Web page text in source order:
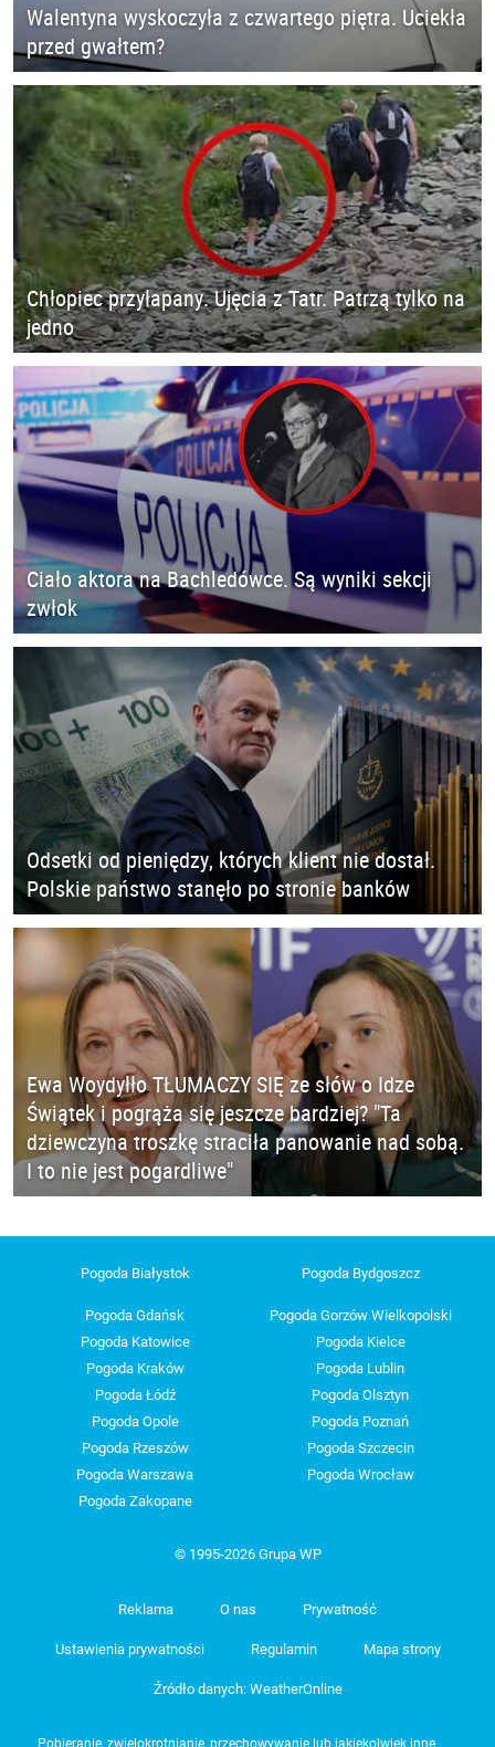
Walentyna wyskoczyła z czwartego piętra. Uciekła
przed gwałtem?
Chłopiec przyłapany. Ujęcia z Tatr. Patrzą tylko na
jedno
Ciało aktora na Bachledówce. Są wyniki sekcji
zwłok
Odsetki od pieniędzy, których klient nie dostał.
Polskie państwo stanęło po stronie banków
Ewa Woydyłło TŁUMACZY SIĘ ze słów o Idze
Świątek i pogrąża się jeszcze bardziej? "Ta
dziewczyna troszkę straciła panowanie nad sobą.
I to nie jest pogardliwe"
Pogoda Białystok Pogoda Bydgoszcz
Pogoda Gdańsk
Pogoda Gorzów Wielkopolski
Pogoda Katowice
Pogoda Kielce
Pogoda Kraków
Pogoda Lublin
Pogoda Łódź
Pogoda Olsztyn
Pogoda Opole
Pogoda Poznań
Pogoda Rzeszów
Pogoda Szczecin
Pogoda Warszawa
Pogoda Wrocław
Pogoda Zakopane
© 1995-2026 Grupa WP
Reklama O nas Prywatność
Ustawienia prywatności Regulamin Mapa strony
Źródło danych: WeatherOnline
Pobieranie, zwielokrotnianie, przechowywanie lub jakiekolwiek inne